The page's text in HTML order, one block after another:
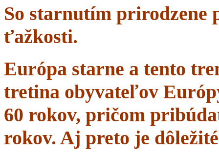
So starnutím prirodzene
ťažkosti.
Európa starne a tento
tretina obyvateľov
60 rokov, pričom
rokov. Aj preto je